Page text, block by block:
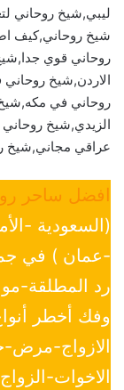
ليبي,شيخ روحاني
شيخ روحاني,كيف
روحاني قوي
الاردن,شيخ
روحاني في
الزيدي,شيخ
عراقي مجاني,شيخ
افضل ساحر
(السعودية -
-عمان ) في
رد المطلقة-
وفك أخطر
الازواج-
الاخوات-